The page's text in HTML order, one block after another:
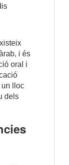
i és
oral i
un lloc
dels